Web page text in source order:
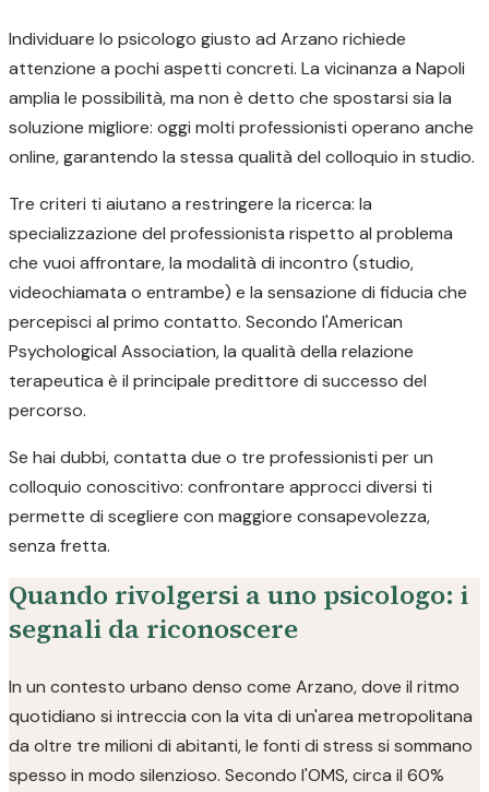
Individuare lo psicologo giusto ad Arzano richiede
attenzione a pochi aspetti concreti. La vicinanza a Napoli
amplia le possibilità, ma non è detto che spostarsi sia la
soluzione migliore: oggi molti professionisti operano anche
online, garantendo la stessa qualità del colloquio in studio.
Tre criteri ti aiutano a restringere la ricerca: la
specializzazione del professionista rispetto al problema
che vuoi affrontare, la modalità di incontro (studio,
videochiamata o entrambe) e la sensazione di fiducia che
percepisci al primo contatto. Secondo l'American
Psychological Association, la qualità della relazione
terapeutica è il principale predittore di successo del
percorso.
Se hai dubbi, contatta due o tre professionisti per un
colloquio conoscitivo: confrontare approcci diversi ti
permette di scegliere con maggiore consapevolezza,
senza fretta.
Quando rivolgersi a uno psicologo: i
segnali da riconoscere
In un contesto urbano denso come Arzano, dove il ritmo
quotidiano si intreccia con la vita di un'area metropolitana
da oltre tre milioni di abitanti, le fonti di stress si sommano
spesso in modo silenzioso. Secondo l'OMS, circa il 60%